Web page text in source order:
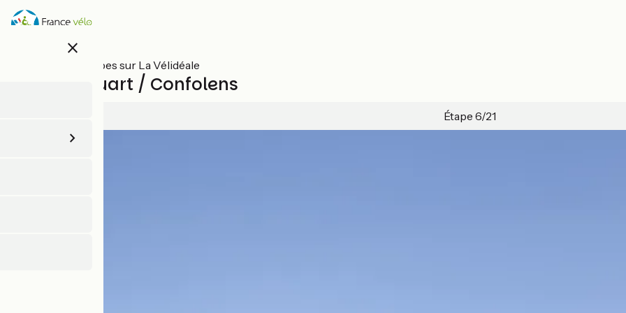
Aller
au
close
Toutes les étapes sur La Vélidéale
Rochechouart / Confolens
Étape 6/21